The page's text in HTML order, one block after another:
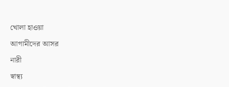
খোলা হাওয়া
আগামীদের আসর
নারী
স্বাস্থ্য